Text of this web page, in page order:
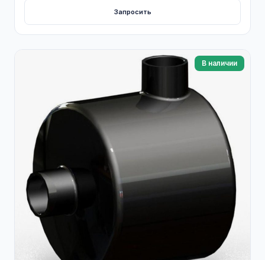
Запросить
В наличии